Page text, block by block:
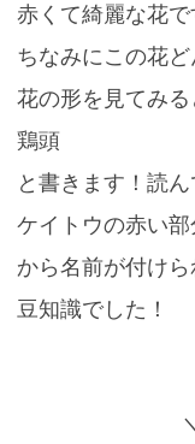
赤くて綺麗な花で
ちなみにこの花
花の形を見てみる
鶏頭
と書きます！読
ケイトウの赤い
から名前が付けら
豆知識でした！